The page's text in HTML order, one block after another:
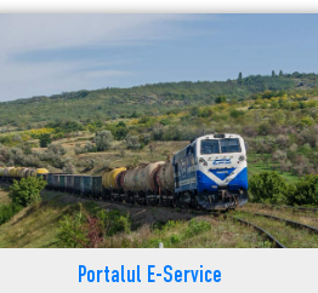
Portalul E-Service